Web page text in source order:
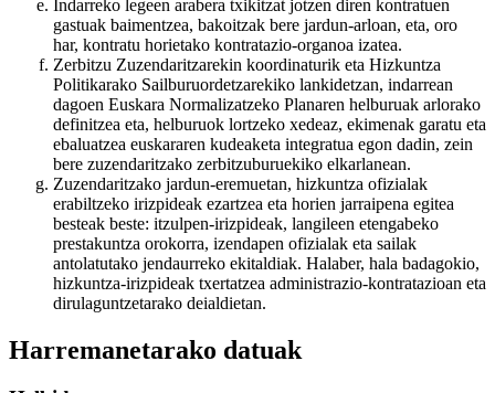
Indarreko legeen arabera txikitzat jotzen diren kontratuen
gastuak baimentzea, bakoitzak bere jardun-arloan, eta, oro
har, kontratu horietako kontratazio-organoa izatea.
Zerbitzu Zuzendaritzarekin koordinaturik eta Hizkuntza
Politikarako Sailburuordetzarekiko lankidetzan, indarrean
dagoen Euskara Normalizatzeko Planaren helburuak arlorako
definitzea eta, helburuok lortzeko xedeaz, ekimenak garatu eta
ebaluatzea euskararen kudeaketa integratua egon dadin, zein
bere zuzendaritzako zerbitzuburuekiko elkarlanean.
Zuzendaritzako jardun-eremuetan, hizkuntza ofizialak
erabiltzeko irizpideak ezartzea eta horien jarraipena egitea
besteak beste: itzulpen-irizpideak, langileen etengabeko
prestakuntza orokorra, izendapen ofizialak eta sailak
antolatutako jendaurreko ekitaldiak. Halaber, hala badagokio,
hizkuntza-irizpideak txertatzea administrazio-kontratazioan eta
dirulaguntzetarako deialdietan.
Harremanetarako datuak